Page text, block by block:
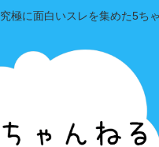
究極に面白いスレを集めた5ち